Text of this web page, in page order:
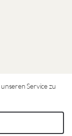
Service zu